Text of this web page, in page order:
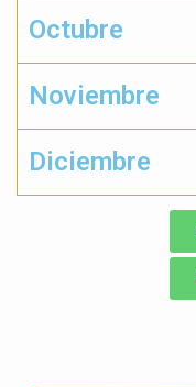
Octubre
Noviembre
Diciembre